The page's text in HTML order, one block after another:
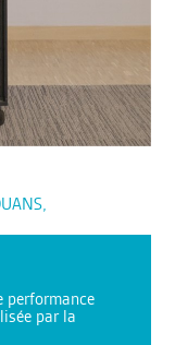
performance
par la